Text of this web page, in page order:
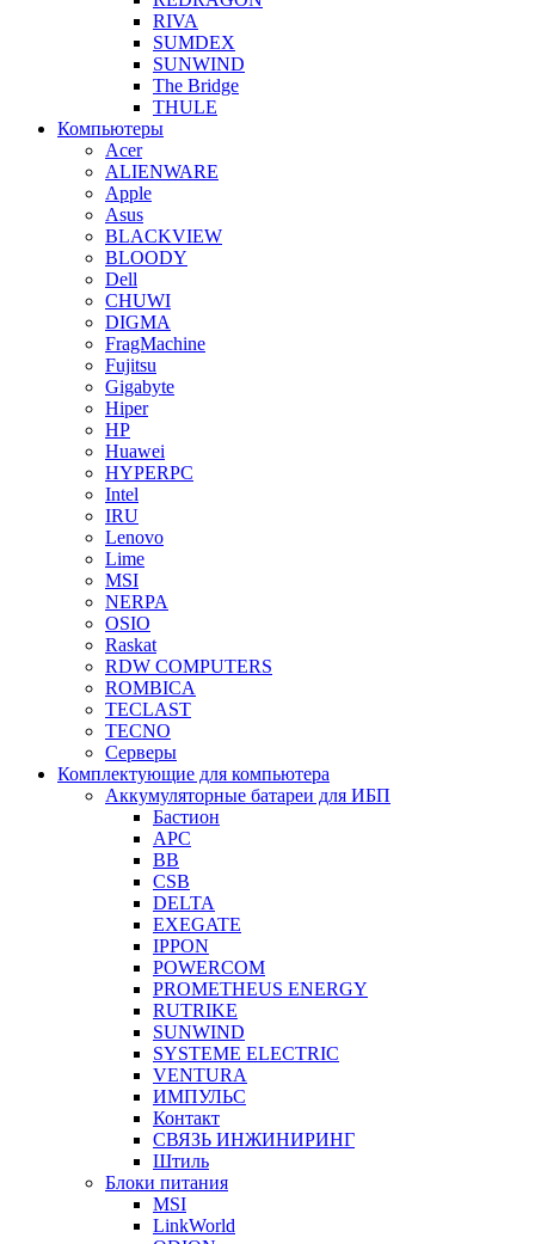
RIVA
SUMDEX
SUNWIND
The Bridge
THULE
Компьютеры
Acer
ALIENWARE
Apple
Asus
BLACKVIEW
BLOODY
Dell
CHUWI
DIGMA
FragMachine
Fujitsu
Gigabyte
Hiper
HP
Huawei
HYPERPC
Intel
IRU
Lenovo
Lime
MSI
NERPA
OSIO
Raskat
RDW COMPUTERS
ROMBICA
TECLAST
TECNO
Серверы
Комплектующие для компьютера
Аккумуляторные батареи для ИБП
Бастион
APC
BB
CSB
DELTA
EXEGATE
IPPON
POWERCOM
PROMETHEUS ENERGY
RUTRIKE
SUNWIND
SYSTEME ELECTRIC
VENTURA
ИМПУЛЬС
Контакт
СВЯЗЬ ИНЖИНИРИНГ
Штиль
Блоки питания
MSI
LinkWorld